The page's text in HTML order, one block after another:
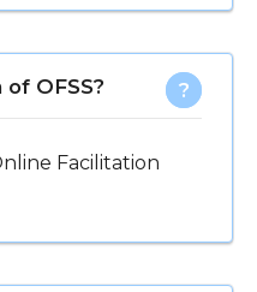
OFSS?
Facilitation